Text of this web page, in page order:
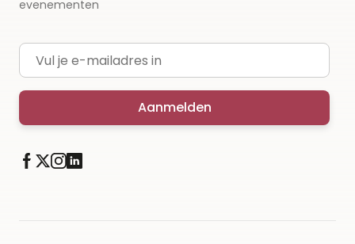
evenementen
E-mailadres
Aanmelden